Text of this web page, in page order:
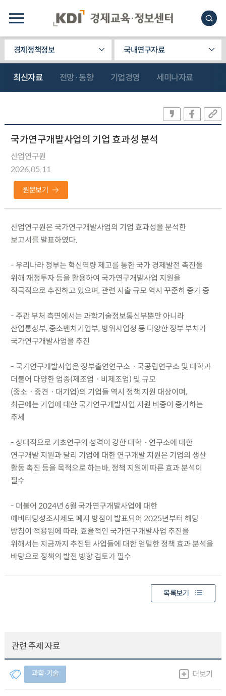
경제정책정보 국내연구자료
최신자료 전망·동향 기업경영 세미나자료
국가연구개발사업의 기업 효과성 분석
산업연구원
2026.05.11
원문보기
산업연구원은 국가연구개발사업의 기업 효과성을 분석한
보고서를 발표하였다.
- 우리나라 정부는 혁신역량 제고를 통한 국가 경제발전 촉진을
위해 재정투자 등을 활용하여 국가연구개발사업 지원을
적극적으로 추진하고 있으며, 관련 지출 규모 역시 꾸준히 증가 중
- 주관 부처 측면에서는 과학기술정보통신부뿐만 아니라
산업통상부, 중소벤처기업부, 방위사업청 등 다양한 정부 부처가
국가연구개발사업을 추진
- 국가연구개발사업은 정부출연연구소ㆍ국공립연구소 및 대학과
더불어 다양한 업종(제조업ㆍ비제조업) 및 규모
(중소ㆍ중견ㆍ대기업)의 기업들 역시 정책 지원 대상이며,
최근에는 기업에 대한 국가연구개발사업 지원 비중이 증가하는
추세
- 상대적으로 기초연구의 성격이 강한 대학ㆍ연구소에 대한
연구개발 지원과 달리 기업에 대한 연구개발 지원은 기업의 생산
활동 촉진 등을 목적으로 하는바, 정책 지원에 따른 효과 분석이
필수
- 더불어 2024년 6월 국가연구개발사업에 대한
예비타당성조사제도 폐지 방침이 발표되어 2025년부터 해당
방침이 적용됨에 따라, 효율적인 국가연구개발사업 추진을
위해서는 지금까지 추진된 사업들에 대한 엄밀한 정책 효과 분석을
바탕으로 정책의 발전 방향 검토가 필수
목록보기
관련 주제 자료
과학∙기술 더보기